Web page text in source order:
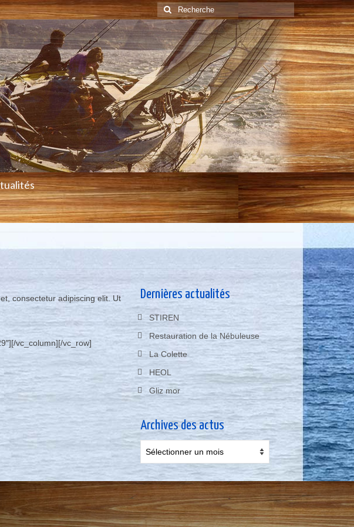
Rechercher
:
consectetur adipiscing elit. Ut
vc_column][/vc_row]
Dernières actualités
STIREN
Restauration de la Nébuleuse
La Colette
HEOL
Gliz mor
Archives des actus
des
actus